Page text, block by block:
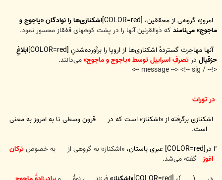
امروزه گروهی از محققین، [COLOR=red]
اشکنازی‌ها را نوادگان «یاجوج و
ماجوج» می‌نامندکه ذوالقرنین آنها را در پشت کوههای قفقاز محسور نمود.
آنها مهاجرت گسترده‌ٔ اشکنازی‌ها از اروپا را برآورده‌شدنِ [COLOR=red]
ابلاغِ
حزقیالدرتصرفِ اسراییل توسط «یاجوج و ماجوج»می‌دانند.
<!-- / message --> <!-- sig -->
در تورات
اشکنازی برگرفته از «اشکناز» است که در قرون وسطی تا به امروز به معنی
است.
ّا در[COLOR=red] عبری باستان،
«اشکناز» به گروهی از به خصوصترکان
اغوزگفته می‌شد.